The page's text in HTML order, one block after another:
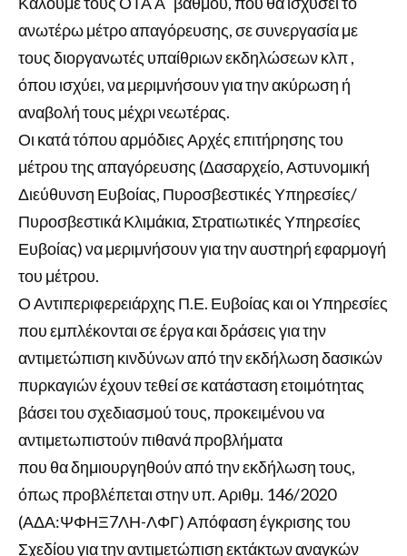
ανωτέρω μέτρο απαγόρευσης, σε συνεργασία με
τους διοργανωτές υπαίθριων εκδηλώσεων κλπ ,
όπου ισχύει, να μεριμνήσουν για την ακύρωση ή
αναβολή τους μέχρι νεωτέρας.
Οι κατά τόπου αρμόδιες Αρχές επιτήρησης του
μέτρου της απαγόρευσης (Δασαρχείο, Αστυνομική
Διεύθυνση Ευβοίας, Πυροσβεστικές Υπηρεσίες/
Πυροσβεστικά Κλιμάκια, Στρατιωτικές Υπηρεσίες
Ευβοίας) να μεριμνήσουν για την αυστηρή εφαρμογή
του μέτρου.
Ο Αντιπεριφερειάρχης Π.Ε. Ευβοίας και οι Υπηρεσίες
που εμπλέκονται σε έργα και δράσεις για την
αντιμετώπιση κινδύνων από την εκδήλωση δασικών
πυρκαγιών έχουν τεθεί σε κατάσταση ετοιμότητας
βάσει του σχεδιασμού τους, προκειμένου να
αντιμετωπιστούν πιθανά προβλήματα
που θα δημιουργηθούν από την εκδήλωση τους,
όπως προβλέπεται στην υπ. Αριθμ. 146/2020
(ΑΔΑ:ΨΦΗΞ7ΛΗ-ΛΦΓ) Απόφαση έγκρισης του
Σχεδίου για την αντιμετώπιση εκτάκτων αναγκών